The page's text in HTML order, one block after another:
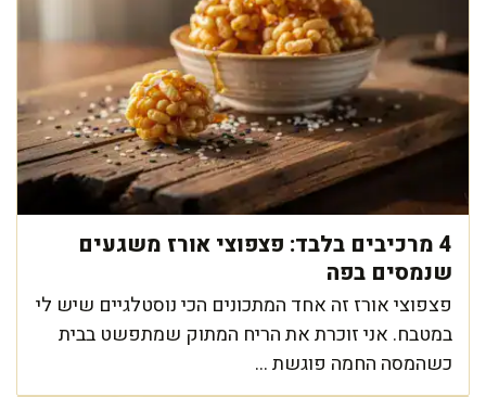
4 מרכיבים בלבד: פצפוצי אורז משגעים
שנמסים בפה
פצפוצי אורז זה אחד המתכונים הכי נוסטלגיים שיש לי
במטבח. אני זוכרת את הריח המתוק שמתפשט בבית
כשהמסה החמה פוגשת ...